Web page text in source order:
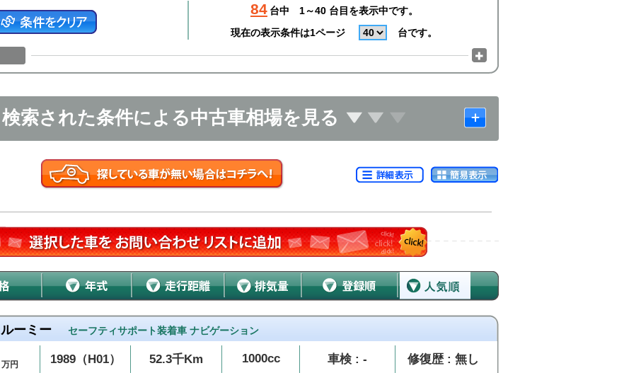
84 台中
1～40 台目を表示中です。
現在の表示条件は1ページ
台です。
検索された条件による中古車相場を見る
ルーミー セーフティサポート装着車 ナビゲーション
万円 1989（H01） 52.3千Km 1000cc 車検 : - 修復歴 : 無し